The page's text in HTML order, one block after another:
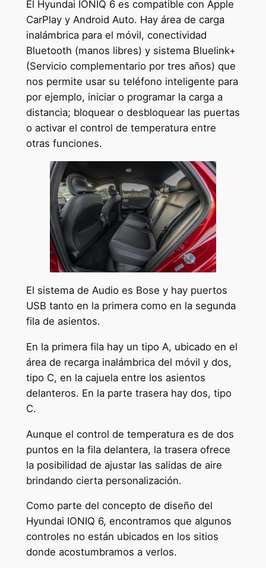
El Hyundai IONIQ 6 es compatible con Apple
CarPlay y Android Auto. Hay área de carga
inalámbrica para el móvil, conectividad
Bluetooth (manos libres) y sistema Bluelink+
(Servicio complementario por tres años) que
nos permite usar su teléfono inteligente para
por ejemplo, iniciar o programar la carga a
distancia; bloquear o desbloquear las puertas
o activar el control de temperatura entre
otras funciones.
El sistema de Audio es Bose y hay puertos
USB tanto en la primera como en la segunda
fila de asientos.
En la primera fila hay un tipo A, ubicado en el
área de recarga inalámbrica del móvil y dos,
tipo C, en la cajuela entre los asientos
delanteros. En la parte trasera hay dos, tipo
C.
Aunque el control de temperatura es de dos
puntos en la fila delantera, la trasera ofrece
la posibilidad de ajustar las salidas de aire
brindando cierta personalización.
Como parte del concepto de diseño del
Hyundai IONIQ 6, encontramos que algunos
controles no están ubicados en los sitios
donde acostumbramos a verlos.